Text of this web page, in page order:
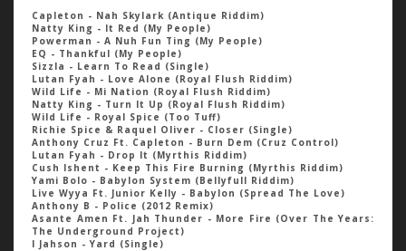
Capleton - Nah Skylark (Antique Riddim)
Natty King - It Red (My People)
Powerman - A Nuh Fun Ting (My People)
EQ - Thankful (My People)
Sizzla - Learn To Read (Single)
Lutan Fyah - Love Alone (Royal Flush Riddim)
Wild Life - Mi Nation (Royal Flush Riddim)
Natty King - Turn It Up (Royal Flush Riddim)
Wild Life - Royal Spice (Too Tuff)
Richie Spice & Raquel Oliver - Closer (Single)
Anthony Cruz Ft. Capleton - Burn Dem (Cruz Control)
Lutan Fyah - Drop It (Myrthis Riddim)
Cush Ishent - Keep This Fire Burning (Myrthis Riddim)
Yami Bolo - Babylon System (Bellyfull Riddim)
Live Wyya Ft. Junior Kelly - Babylon (Spread The Love)
Anthony B - Police (2012 Remix)
Asante Amen Ft. Jah Thunder - More Fire (Over The Years:
The Underground Project)
I Jahson - Yard (Single)